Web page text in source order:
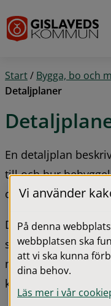
Start/ Bygga, bo och
Detaljplaner
En detaljplan
till och hur
område och den är
Du som planerar
som förutsätter att
möjlighet att
kommunen.
Vi använder
På denna
webbplatsen ska
att vi ska kunna
dina behov.
Läs mer i vår